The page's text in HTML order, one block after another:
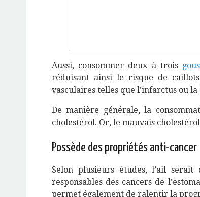
Aussi, consommer deux à trois
réduisant ainsi le risque de caillots
vasculaires telles que l’infarctus ou la
De manière générale, la
cholestérol. Or, le mauvais
Possède des propriétés anti-cancer
Selon plusieurs études, l’ail
responsables des cancers de
permet également de ralentir la